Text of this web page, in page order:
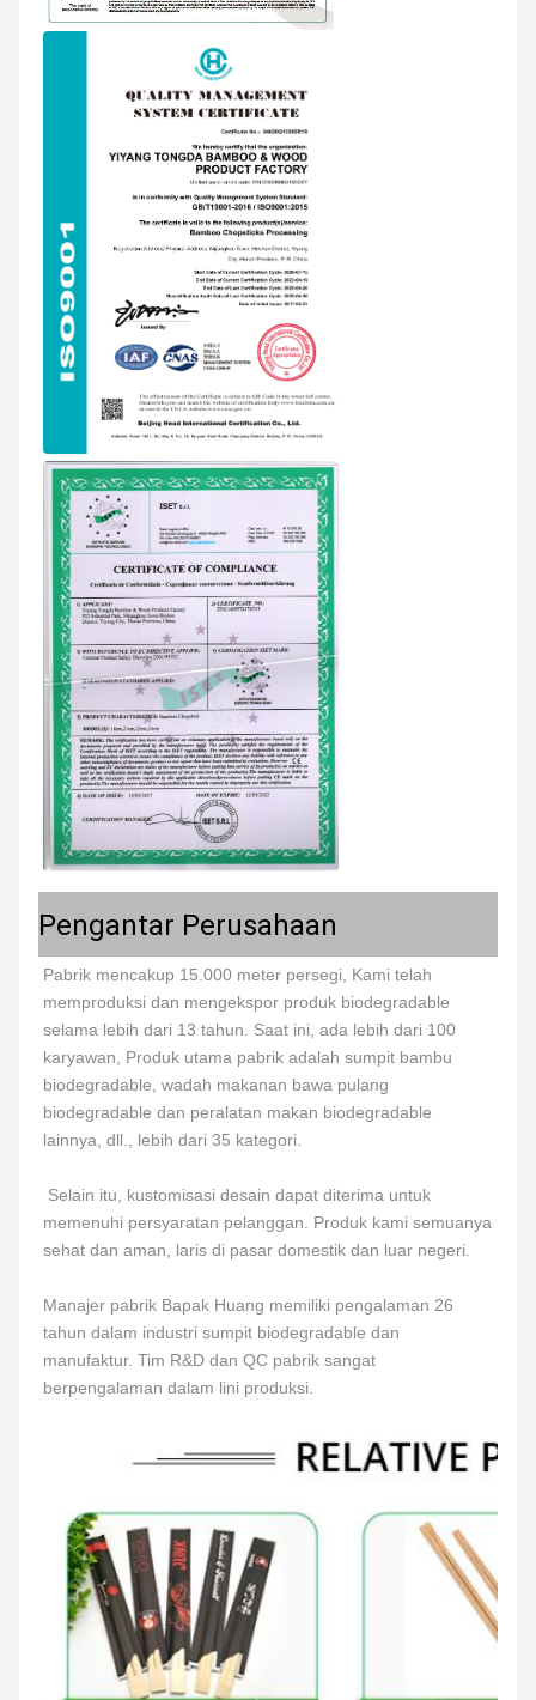
Pengantar Perusahaan
Pabrik mencakup 15.000 meter persegi, Kami telah
memproduksi dan mengekspor produk biodegradable
selama lebih dari 13 tahun. Saat ini, ada lebih dari 100
karyawan, Produk utama pabrik adalah sumpit bambu
biodegradable, wadah makanan bawa pulang
biodegradable dan peralatan makan biodegradable
lainnya, dll., lebih dari 35 kategori.
memenuhi persyaratan pelanggan. Produk kami semuanya
sehat dan aman, laris di pasar domestik dan luar negeri.
Manajer pabrik Bapak Huang memiliki pengalaman 26
tahun dalam industri sumpit biodegradable dan
manufaktur. Tim R&D dan QC pabrik sangat
berpengalaman dalam lini produksi.